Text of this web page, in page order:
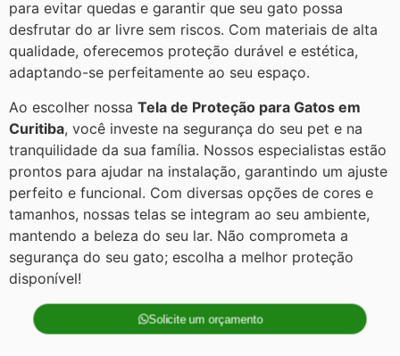
para evitar quedas e garantir que seu gato possa
desfrutar do ar livre sem riscos. Com materiais de alta
qualidade, oferecemos proteção durável e estética,
adaptando-se perfeitamente ao seu espaço.
Ao escolher nossa Tela de Proteção para Gatos em
Curitiba, você investe na segurança do seu pet e na
tranquilidade da sua família. Nossos especialistas estão
prontos para ajudar na instalação, garantindo um ajuste
perfeito e funcional. Com diversas opções de cores e
tamanhos, nossas telas se integram ao seu ambiente,
mantendo a beleza do seu lar. Não comprometa a
segurança do seu gato; escolha a melhor proteção
disponível!
Solicite um orçamento